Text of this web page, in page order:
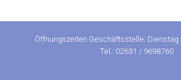
Öffnungszeiten Geschäftsstelle: Dienstag
Tel.: 02631 / 9698760